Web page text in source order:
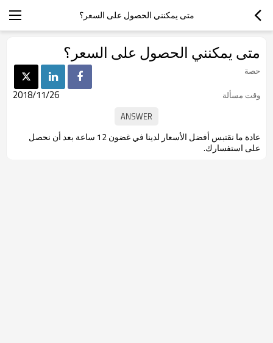
متى يمكنني الحصول على السعر؟
متى يمكنني الحصول على السعر؟
حصة
وقت مسألة
2018/11/26
عادة ما نقتبس أفضل الأسعار لدينا في غضون 12 ساعة بعد أن نحصل
على استفسارك.